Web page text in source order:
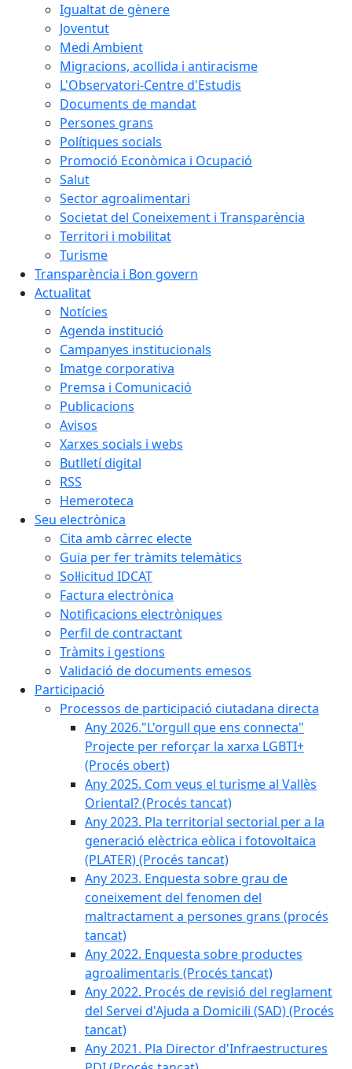
Igualtat de gènere
Joventut
Medi Ambient
Migracions, acollida i antiracisme
L'Observatori-Centre d'Estudis
Documents de mandat
Persones grans
Polítiques socials
Promoció Econòmica i Ocupació
Salut
Sector agroalimentari
Societat del Coneixement i Transparència
Territori i mobilitat
Turisme
Transparència i Bon govern
Actualitat
Notícies
Agenda institució
Campanyes institucionals
Imatge corporativa
Premsa i Comunicació
Publicacions
Avisos
Xarxes socials i webs
Butlletí digital
RSS
Hemeroteca
Seu electrònica
Cita amb càrrec electe
Guia per fer tràmits telemàtics
Sol·licitud IDCAT
Factura electrònica
Notificacions electròniques
Perfil de contractant
Tràmits i gestions
Validació de documents emesos
Participació
Processos de participació ciutadana directa
Any 2026."L'orgull que ens connecta"
Projecte per reforçar la xarxa LGBTI+
(Procés obert)
Any 2025. Com veus el turisme al Vallès
Oriental? (Procés tancat)
Any 2023. Pla territorial sectorial per a la
generació elèctrica eòlica i fotovoltaica
(PLATER) (Procés tancat)
Any 2023. Enquesta sobre grau de
coneixement del fenomen del
maltractament a persones grans (procés
tancat)
Any 2022. Enquesta sobre productes
agroalimentaris (Procés tancat)
Any 2022. Procés de revisió del reglament
del Servei d'Ajuda a Domicili (SAD) (Procés
tancat)
Any 2021. Pla Director d'Infraestructures